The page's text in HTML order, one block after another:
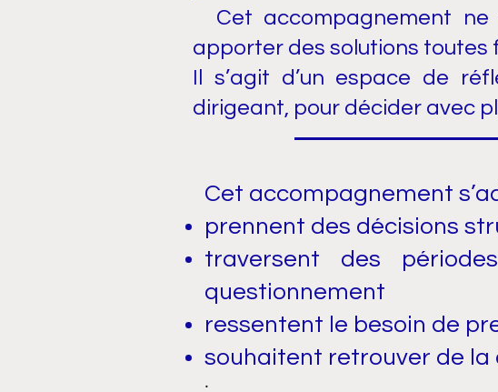
Cet accompagnement
apporter des solutions toutes
Il s’agit d’un espace de
dirigeant, pour décider avec
Cet accompagnement
prennent des décisions
traversent des
questionnement
ressentent le besoin de
souhaitent retrouver de la
.